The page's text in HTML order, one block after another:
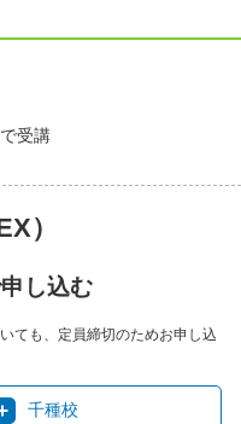
受講
）
し込む
ても、定員締切のためお申し込
千種校